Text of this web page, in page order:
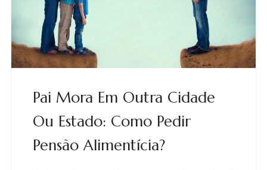
Pai Mora Em Outra Cidade
Ou Estado: Como Pedir
Pensão Alimentícia?